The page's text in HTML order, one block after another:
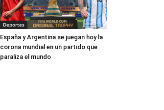
Deportes
España y Argentina se juegan hoy la
corona mundial en un partido que
paraliza el mundo